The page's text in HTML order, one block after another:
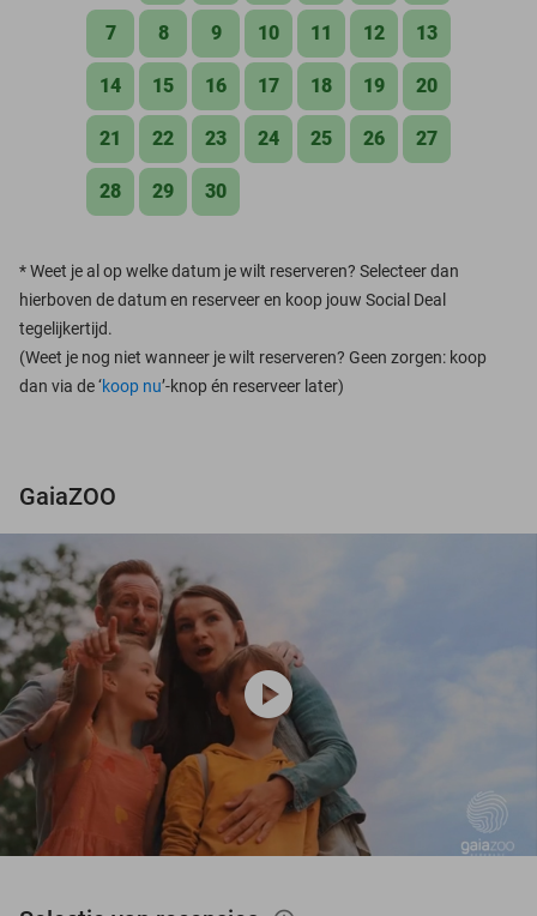
7 8 9 10 11 12 13
14 15 16 17 18 19 20
21 22 23 24 25 26 27
28 29 30
*Weet je al op welke datum je wilt reserveren? Selecteer dan
hierboven de datum en reserveer en koop jouw Social Deal
tegelijkertijd.
(Weet je nog niet wanneer je wilt reserveren? Geen zorgen: koop
dan via de ‘koop nu’-knop én reserveer later)
GaiaZOO
play_circle